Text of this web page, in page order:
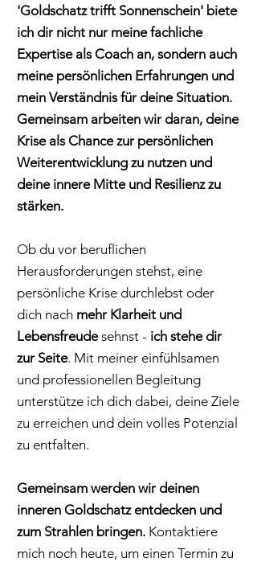
'Goldschatz trifft Sonnenschein' biete
ich dir nicht nur meine fachliche
Expertise als Coach an, sondern auch
meine persönlichen Erfahrungen und
mein Verständnis für deine Situation.
Gemeinsam arbeiten wir daran, deine
Krise als Chance zur persönlichen
Weiterentwicklung zu nutzen und
deine innere Mitte und Resilienz zu
stärken.
Ob du vor beruflichen
Herausforderungen stehst, eine
persönliche Krise durchlebst oder
dich nach mehr Klarheit und
Lebensfreudesehnst - ich stehe dir
zur Seite. Mit meiner einfühlsamen
und professionellen Begleitung
unterstütze ich dich dabei, deine Ziele
zu erreichen und dein volles Potenzial
zu entfalten.
Gemeinsam werden wir deinen
inneren Goldschatz entdecken und
zum Strahlen bringen. Kontaktiere
mich noch heute, um einen Termin zu